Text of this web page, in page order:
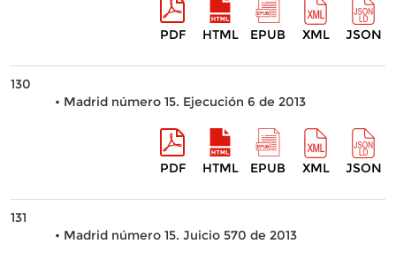
PDF HTML EPUB XML JSON
130
• Madrid número 15. Ejecución 6 de 2013
PDF HTML EPUB XML JSON
131
• Madrid número 15. Juicio 570 de 2013